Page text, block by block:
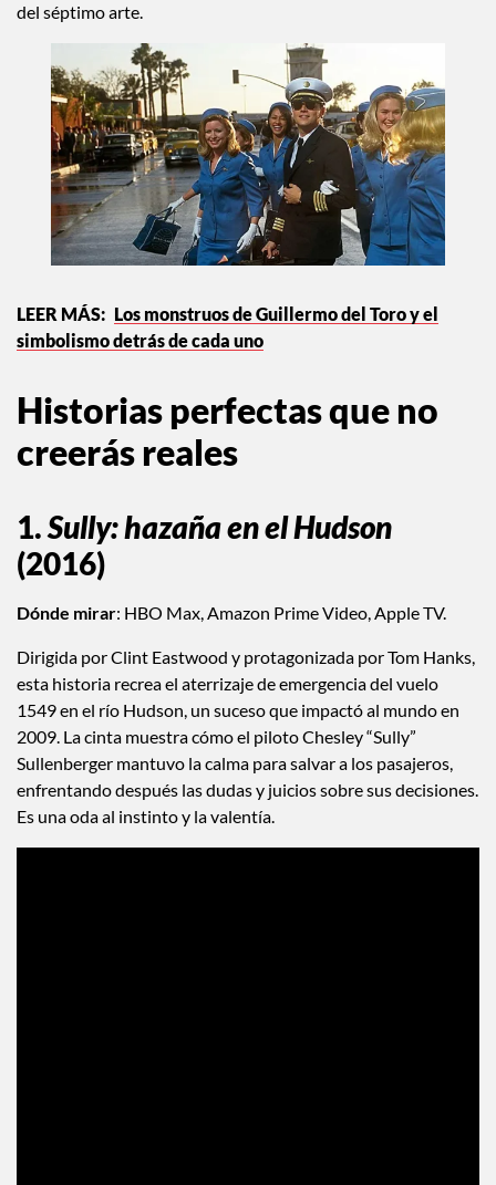
del séptimo arte.
Los monstruos de Guillermo del Toro y el
simbolismo detrás de cada uno
Historias perfectas que no
creerás reales
1.Sully: hazaña en elHudson
(2016)
Dónde mirar: HBO Max, Amazon Prime Video, Apple TV.
Dirigida por Clint Eastwood y protagonizada por Tom Hanks,
esta historia recrea el aterrizaje de emergencia del vuelo
1549 en el río Hudson, un suceso que impactó al mundo en
2009. La cinta muestra cómo el piloto Chesley “Sully”
Sullenberger mantuvo la calma para salvar a los pasajeros,
enfrentando después las dudas y juicios sobre sus decisiones.
Es una oda al instinto y la valentía.